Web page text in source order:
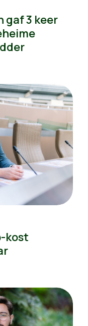
gaf 3 keer
kost